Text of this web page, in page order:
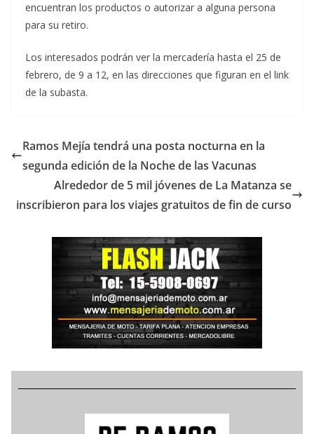
encuentran los productos o autorizar a alguna persona
para su retiro.
Los interesados podrán ver la mercadería hasta el 25 de
febrero, de 9 a 12, en las direcciones que figuran en el link
de la subasta.
Ramos Mejía tendrá una posta nocturna en la
segunda edición de la Noche de las Vacunas
Alrededor de 5 mil jóvenes de La Matanza se
inscribieron para los viajes gratuitos de fin de curso